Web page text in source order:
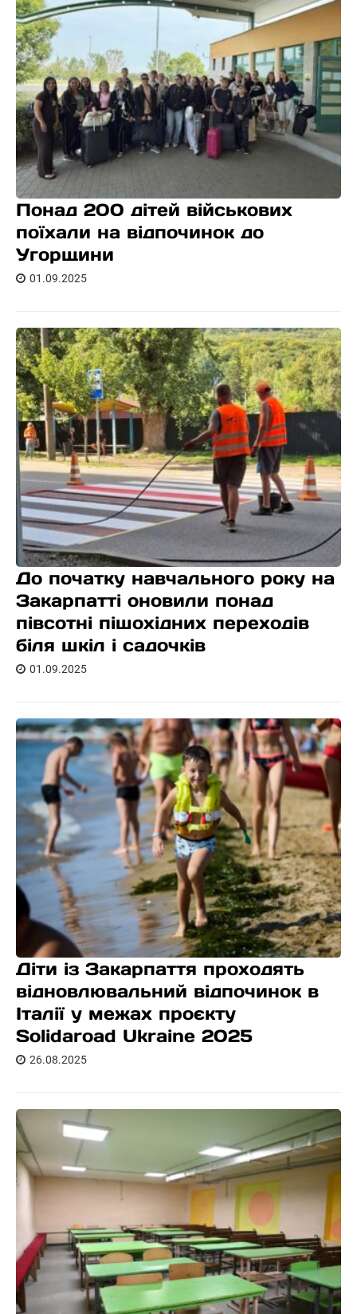
Понад 200 дітей військових
поїхали на відпочинок до
Угорщини
01.09.2025
До початку навчального року на
Закарпатті оновили понад
півсотні пішохідних переходів
біля шкіл і садочків
01.09.2025
Діти із Закарпаття проходять
відновлювальний відпочинок в
Італії у межах проєкту
Solidaroad Ukraine 2025
26.08.2025